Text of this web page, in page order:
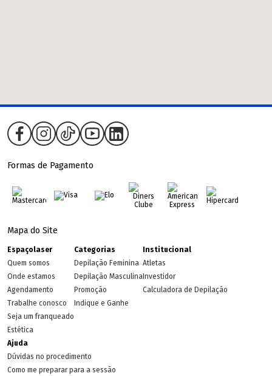
Formas de Pagamento
Mapa do Site
Espaçolaser
Quem somos
Onde estamos
Agendamento
Trabalhe conosco
Seja um franqueado
Estética
Categorias
Depilação Feminina
Depilação Masculina
Promoção
Indique e Ganhe
Institucional
Atletas
Investidor
Calculadora de Depilação
Ajuda
Dúvidas no procedimento
Como me preparar para a sessão